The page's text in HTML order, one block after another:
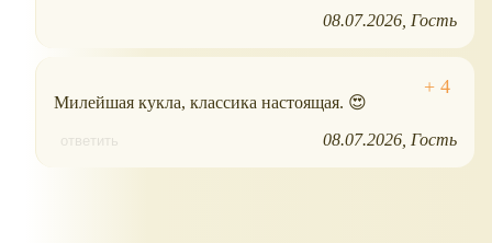
08.07.2026 Гость
Милейшая кукла, классика настоящая. 😍
ответить 08.07.2026 Гость